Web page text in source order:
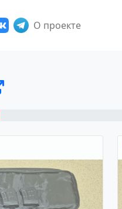
О проекте